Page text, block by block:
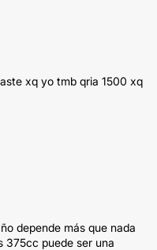
xq yo tmb qria 1500 xq
depende más que nada
375cc puede ser una